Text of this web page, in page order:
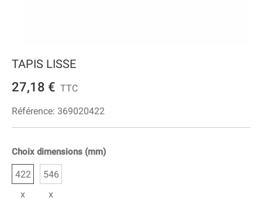
TAPIS LISSE
27,18 € TTC
Référence: 369020422
Choix dimensions (mm)
422
x
546
x